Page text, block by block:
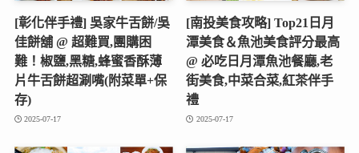
[彰化伴手禮] 吳家牛舌餅/吳
佳餅舖 @ 超難買,團購困
難！椒鹽,黑糖,蜂蜜香酥薄
片牛舌餅超涮嘴(附菜單+保
存)
2025-07-17
[南投美食攻略] Top21日月
潭美食＆魚池美食評分最高
@ 必吃日月潭魚池餐廳,老
街美食,中菜合菜,紅茶伴手
禮
2025-07-17